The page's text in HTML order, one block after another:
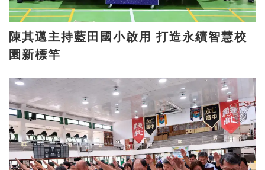
陳其邁主持藍田國小啟用 打造永續智慧校
園新標竿